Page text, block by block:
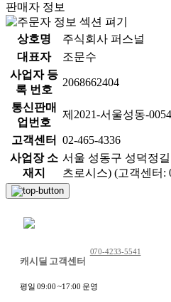
판매자 정보
상호명
주식회사 퍼스널
대표자
조문수
사업자 등
록 번호
2068662404
통신판매
업번호
제2021-서울성동-
고객센터
02-465-4336
사업장 소
재지
서울 성동구 성덕정길
츠로시스) (고객센터:
캐시딜 고객센터
070-4233-5541
평일 09:00 ~17:00 운영